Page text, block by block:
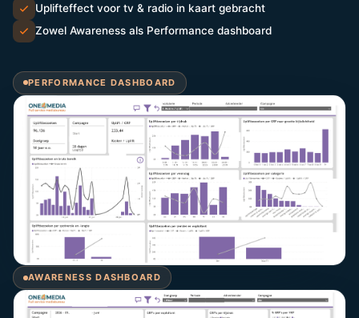
Uplifteffect voor tv & radio in kaart gebracht
Zowel Awareness als Performance dashboard
PERFORMANCE DASHBOARD
AWARENESS DASHBOARD